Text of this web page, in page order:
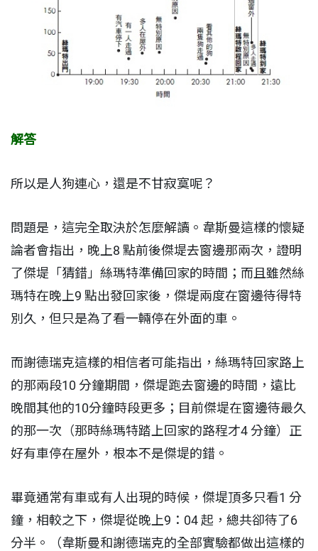
解答
所以是人狗連心，還是不甘寂寞呢？
問題是，這完全取決於怎麼解讀。韋斯曼這樣的懷疑
論者會指出，晚上8 點前後傑堤去窗邊那兩次，證明
了傑堤「猜錯」絲瑪特準備回家的時間；而且雖然絲
瑪特在晚上9 點出發回家後，傑堤兩度在窗邊待得特
別久，但只是為了看一輛停在外面的車。
而謝德瑞克這樣的相信者可能指出，絲瑪特回家路上
的那兩段10 分鐘期間，傑堤跑去窗邊的時間，遠比
晚間其他的10分鐘時段更多；目前傑堤在窗邊待最久
的那一次（那時絲瑪特踏上回家的路程才4 分鐘）正
好有車停在屋外，根本不是傑堤的錯。
畢竟通常有車或有人出現的時候，傑堤頂多只看1 分
鐘，相較之下，傑堤從晚上9：04 起，總共卻待了6
分半。（韋斯曼和謝德瑞克的全部實驗都做出這樣的